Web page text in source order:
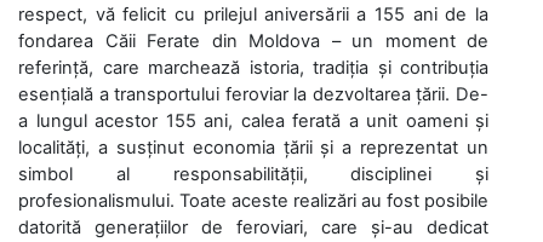
respect, vă felicit cu prilejul aniversării a 155 ani de la
fondarea Căii Ferate din Moldova – un moment de
referință, care marchează istoria, tradiția și contribuția
esențială a transportului feroviar la dezvoltarea țării. De-
a lungul acestor 155 ani, calea ferată a unit oameni și
localități, a susținut economia țării și a reprezentat un
simbol al responsabilității, disciplinei și
profesionalismului. Toate aceste realizări au fost posibile
datorită generațiilor de feroviari, care și-au dedicat